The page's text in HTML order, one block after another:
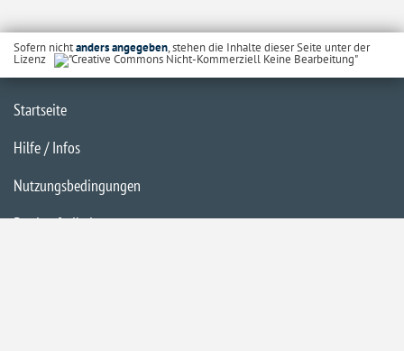
Sofern nichtanders angegeben, stehen die Inhalte dieser Seite unter der
Lizenz
Startseite
Hilfe / Infos
Nutzungsbedingungen
Barrierefreiheit